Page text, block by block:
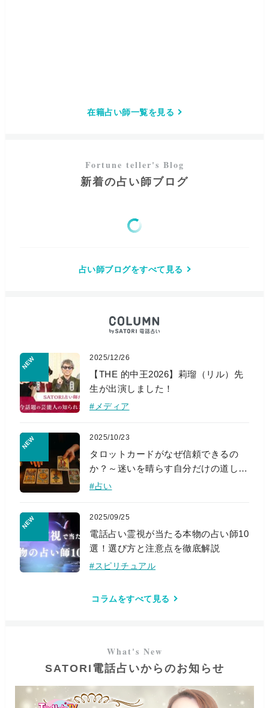
在籍占い師一覧を見る
新着の占い師ブログ
占い師ブログをすべて見る
2025/12/26
【THE 的中王2026】莉瑠（リル）先
生が出演しました！
#メディア
2025/10/23
タロットカードがなぜ信頼できるの
か？～迷いを晴らす自分だけの道しる
べ～
#占い
2025/09/25
電話占い霊視が当たる本物の占い師10
選！選び方と注意点を徹底解説
#スピリチュアル
コラムをすべて見る
SATORI電話占いからのお知らせ